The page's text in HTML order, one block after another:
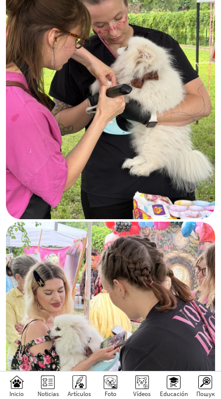
Inicio Noticias Artículos Foto Vídeos Educación Пошук